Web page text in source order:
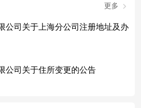
更多
公司关于上海分公司注册地址及办
公司关于住所变更的公告